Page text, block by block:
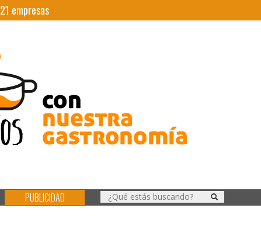
21 empresas
PUBLICIDAD